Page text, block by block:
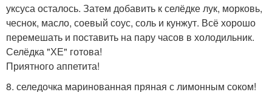
уксуса осталось. Затем добавить к селёдке лук, морковь,
чеснок, масло, соевый соус, соль и кунжут. Всё хорошо
перемешать и поставить на пару часов в холодильник.
Селёдка "ХЕ" готова!
Приятного аппетита!
8. селедочка маринованная пряная с лимонным соком!